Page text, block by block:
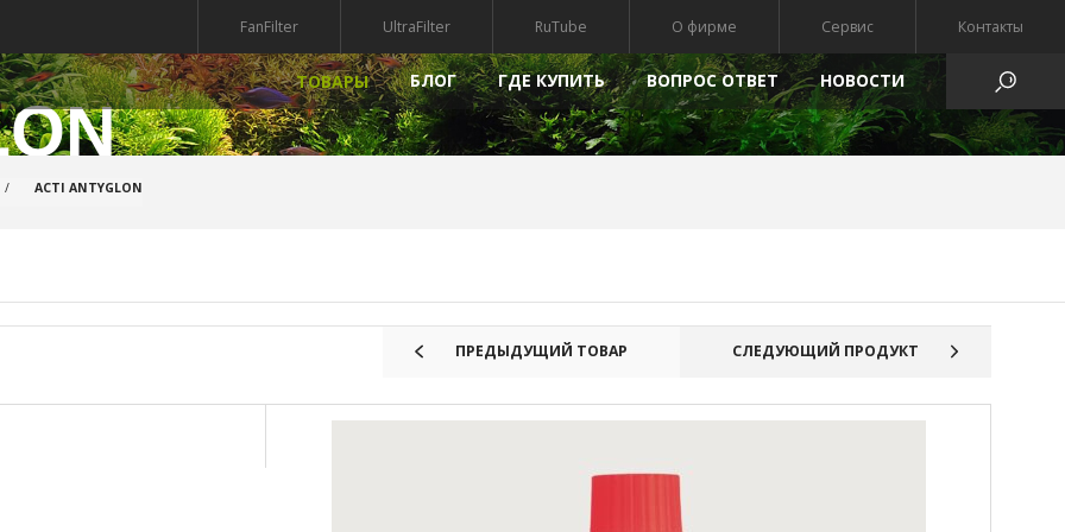
FanFilter UltraFilter RuTube О фирме Сервис Контакты
ТОВАРЫ
НАПОЛНИТЕЛИ ПРЕПАРАТЫ
БЛОГ ГДЕ КУПИТЬ ВОПРОС ОТВЕТ HОВОСТИ
ACTI ANTYGLON
ПРЕДЫДУЩИЙ ТОВАР СЛЕДУЮЩИЙ ПРОДУКТ